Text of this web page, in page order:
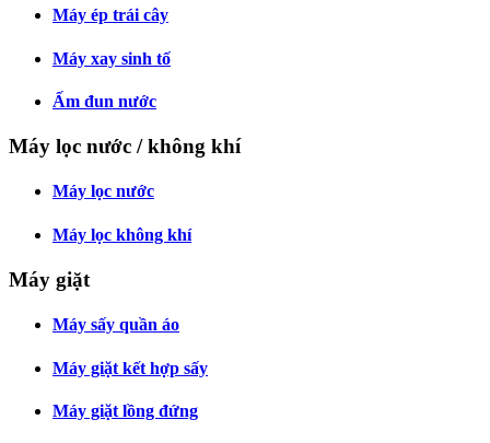
Máy ép trái cây
Máy xay sinh tố
Ấm đun nước
Máy lọc nước / không khí
Máy lọc nước
Máy lọc không khí
Máy giặt
Máy sấy quần áo
Máy giặt kết hợp sấy
Máy giặt lồng đứng